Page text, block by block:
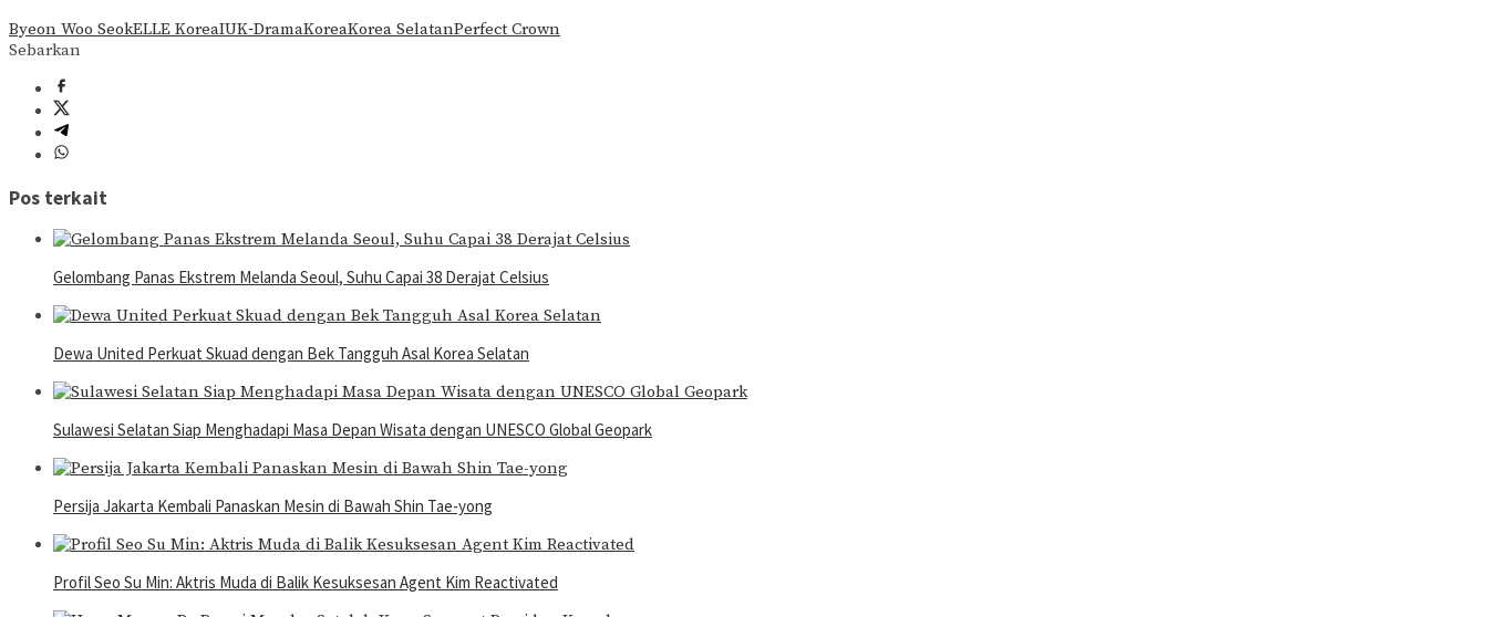
Byeon Woo SeokELLE KoreaIUK‑DramaKoreaKorea SelatanPerfect Crown
Sebarkan
Pos terkait
Gelombang Panas Ekstrem Melanda Seoul, Suhu Capai 38 Derajat Celsius
Dewa United Perkuat Skuad dengan Bek Tangguh Asal Korea Selatan
Sulawesi Selatan Siap Menghadapi Masa Depan Wisata dengan UNESCO Global Geopark
Persija Jakarta Kembali Panaskan Mesin di Bawah Shin Tae-yong
Profil Seo Su Min: Aktris Muda di Balik Kesuksesan Agent Kim Reactivated